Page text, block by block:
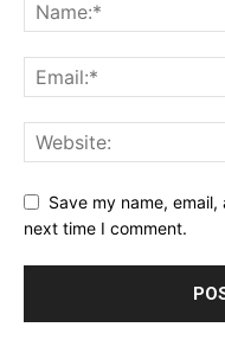
Save my name,
next time I comment.